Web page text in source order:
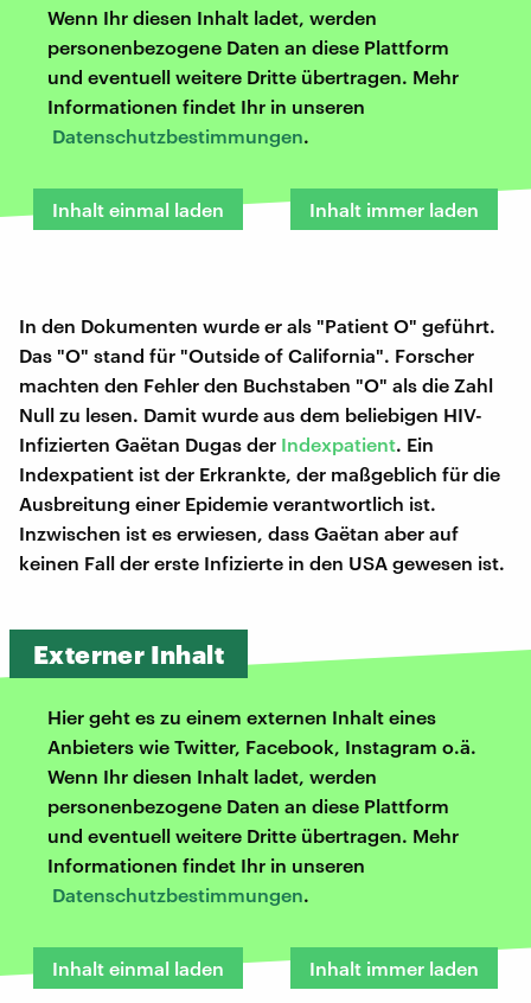
Wenn Ihr diesen Inhalt ladet, werden
personenbezogene Daten an diese Plattform
und eventuell weitere Dritte übertragen. Mehr
Informationen findet Ihr in unseren
Datenschutzbestimmungen.
Inhalt einmal laden Inhalt immer laden
In den Dokumenten wurde er als "Patient O" geführt.
Das "O" stand für "Outside of California". Forscher
machten den Fehler den Buchstaben "O" als die Zahl
Null zu lesen. Damit wurde aus dem beliebigen HIV-
Infizierten Gaëtan Dugas der Indexpatient. Ein
Indexpatient ist der Erkrankte, der maßgeblich für die
Ausbreitung einer Epidemie verantwortlich ist.
Inzwischen ist es erwiesen, dass Gaëtan aber auf
keinen Fall der erste Infizierte in den USA gewesen ist.
Externer Inhalt
Hier geht es zu einem externen Inhalt eines
Anbieters wie Twitter, Facebook, Instagram o.ä.
Wenn Ihr diesen Inhalt ladet, werden
personenbezogene Daten an diese Plattform
und eventuell weitere Dritte übertragen. Mehr
Informationen findet Ihr in unseren
Datenschutzbestimmungen.
Inhalt einmal laden Inhalt immer laden